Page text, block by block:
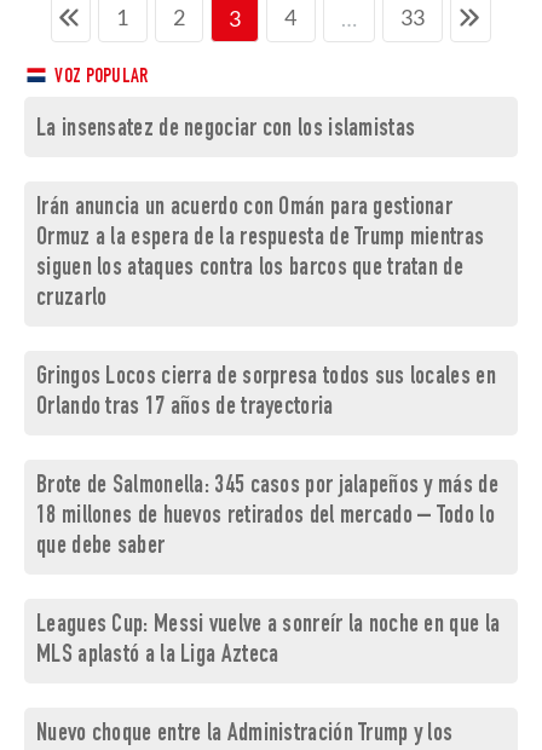
1 2 3 4 … 33
VOZ POPULAR
La insensatez de negociar con los islamistas
Irán anuncia un acuerdo con Omán para gestionar
Ormuz a la espera de la respuesta de Trump mientras
siguen los ataques contra los barcos que tratan de
cruzarlo
Gringos Locos cierra de sorpresa todos sus locales en
Orlando tras 17 años de trayectoria
Brote de Salmonella: 345 casos por jalapeños y más de
18 millones de huevos retirados del mercado – Todo lo
que debe saber
Leagues Cup: Messi vuelve a sonreír la noche en que la
MLS aplastó a la Liga Azteca
Nuevo choque entre la Administración Trump y los